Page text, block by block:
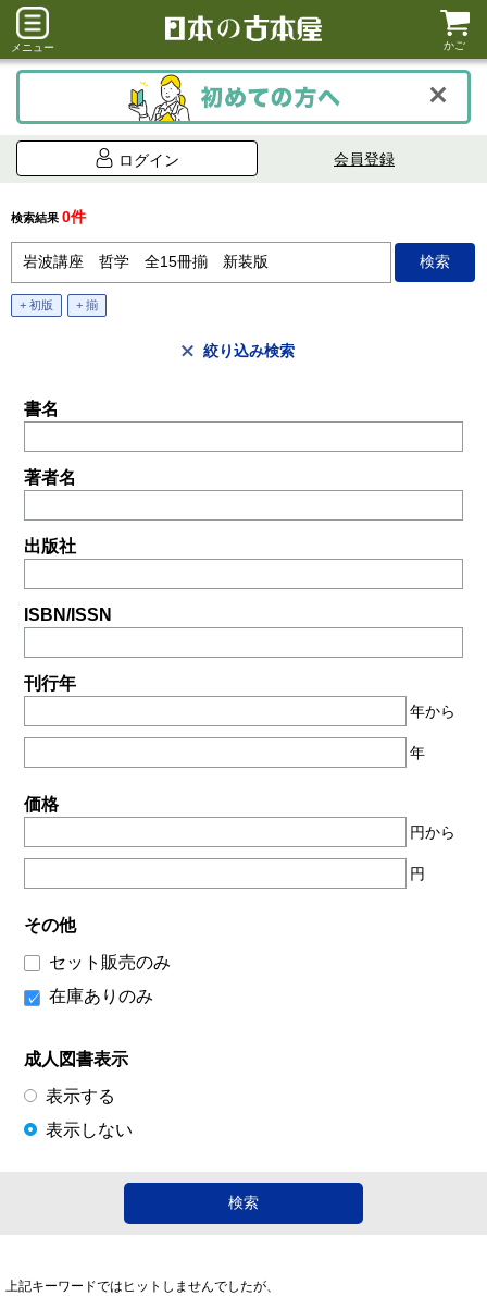
メニュー かご
ログイン 会員登録
検索結果 0件
+ 初版 + 揃
絞り込み検索
書名
著者名
出版社
ISBN/ISSN
刊行年
年から
年
価格
円から
円
その他
セット販売のみ
在庫ありのみ
成人図書表示
表示する
表示しない
上記キーワードではヒットしませんでしたが、